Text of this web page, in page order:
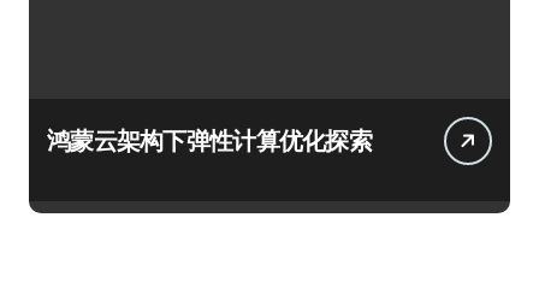
鸿蒙云架构下弹性计算优化探索